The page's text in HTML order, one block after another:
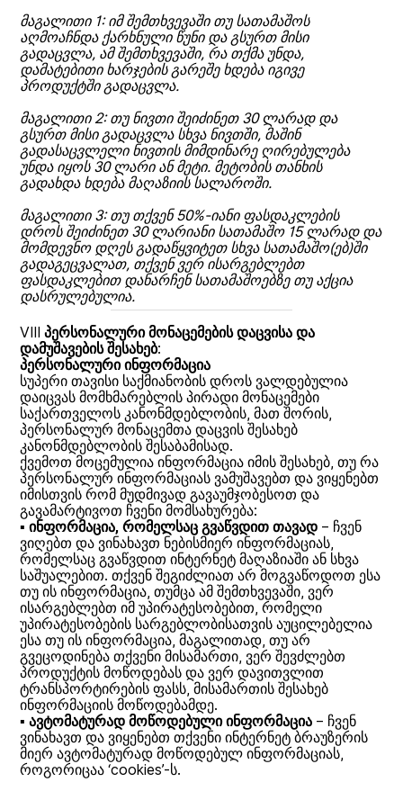
მაგალითი 1: იმ შემთხვევაში თუ სათამაშოს
აღმოაჩნდა ქარხნული წუნი და გსურთ მისი
გადაცვლა, ამ შემთხვევაში, რა თქმა უნდა,
დამატებითი ხარჯების გარეშე ხდება იგივე
პროდუქტში გადაცვლა.
მაგალითი 2: თუ ნივთი შეიძინეთ 30 ლარად და
გსურთ მისი გადაცვლა სხვა ნივთში, მაშინ
გადასაცვლელი ნივთის მიმდინარე ღირებულება
უნდა იყოს 30 ლარი ან მეტი. მეტობის თანხის
გადახდა ხდება მაღაზიის სალაროში.
მაგალითი 3: თუ თქვენ 50%-იანი ფასდაკლების
დროს შეიძინეთ 30 ლარიანი სათამაშო 15 ლარად და
მომდევნო დღეს გადაწყვიტეთ სხვა სათამაშო(ებ)ში
გადაგეცვალათ, თქვენ ვერ ისარგებლებთ
ფასდაკლებით დანარჩენ სათამაშოებზე თუ აქცია
დასრულებულია.
VIIIპერსონალური მონაცემების დაცვისა და
დამუშავების შესახებ:
პერსონალური ინფორმაცია
სუპერი თავისი საქმიანობის დროს ვალდებულია
დაიცვას მომხმარებლის პირადი მონაცემები
საქართველოს კანონმდებლობის, მათ შორის,
პერსონალურ მონაცემთა დაცვის შესახებ
კანონმდებლობის შესაბამისად.
ქვემოთ მოცემულია ინფორმაცია იმის შესახებ, თუ რა
პერსონალურ ინფორმაციას ვამუშავებთ და ვიყენებთ
იმისთვის რომ მუდმივად გავაუმჯობესოთ და
გავამარტივოთ ჩვენი მომსახურება:
▪ინფორმაცია, რომელსაც გვაწვდით თავად – ჩვენ
ვიღებთ და ვინახავთ ნებისმიერ ინფორმაციას,
რომელსაც გვაწვდით ინტერნეტ მაღაზიაში ან სხვა
საშუალებით. თქვენ შეგიძლიათ არ მოგვაწოდოთ ესა
თუ ის ინფორმაცია, თუმცა ამ შემთხვევაში, ვერ
ისარგებლებთ იმ უპირატესობებით, რომელი
უპირატესობების სარგებლობისათვის აუცილებელია
ესა თუ ის ინფორმაცია, მაგალითად, თუ არ
გვეცოდინება თქვენი მისამართი, ვერ შევძლებთ
პროდუქტის მოწოდებას და ვერ დავითვლით
ტრანსპორტირების ფასს, მისამართის შესახებ
ინფორმაციის მოწოდებამდე.
▪ავტომატურად მოწოდებული ინფორმაცია – ჩვენ
ვინახავთ და ვიყენებთ თქვენი ინტერნეტ ბრაუზერის
მიერ ავტომატურად მოწოდებულ ინფორმაციას,
როგორიცაა ‘cookies’-ს.